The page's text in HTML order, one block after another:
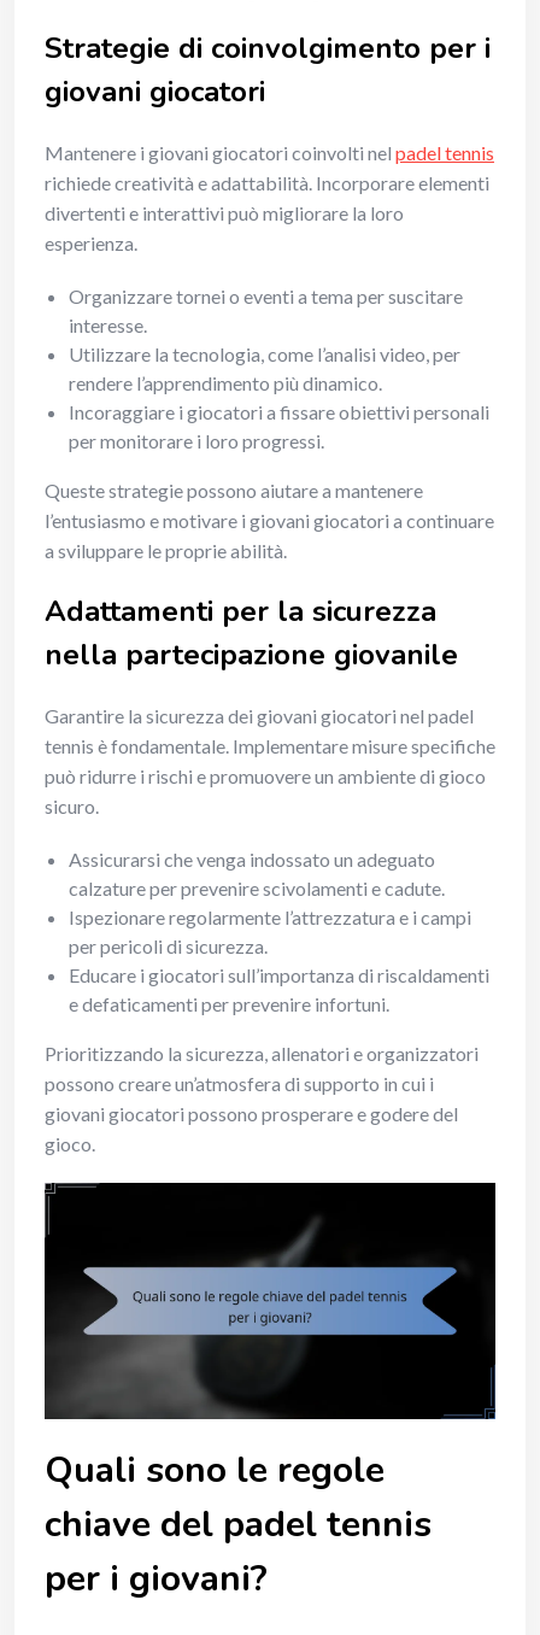
Strategie di coinvolgimento per i
giovani giocatori
Mantenere i giovani giocatori coinvolti nel padel tennis
richiede creatività e adattabilità. Incorporare elementi
divertenti e interattivi può migliorare la loro
esperienza.
Organizzare tornei o eventi a tema per suscitare
interesse.
Utilizzare la tecnologia, come l’analisi video, per
rendere l’apprendimento più dinamico.
Incoraggiare i giocatori a fissare obiettivi personali
per monitorare i loro progressi.
Queste strategie possono aiutare a mantenere
l’entusiasmo e motivare i giovani giocatori a continuare
a sviluppare le proprie abilità.
Adattamenti per la sicurezza
nella partecipazione giovanile
Garantire la sicurezza dei giovani giocatori nel padel
tennis è fondamentale. Implementare misure specifiche
può ridurre i rischi e promuovere un ambiente di gioco
sicuro.
Assicurarsi che venga indossato un adeguato
calzature per prevenire scivolamenti e cadute.
Ispezionare regolarmente l’attrezzatura e i campi
per pericoli di sicurezza.
Educare i giocatori sull’importanza di riscaldamenti
e defaticamenti per prevenire infortuni.
Prioritizzando la sicurezza, allenatori e organizzatori
possono creare un’atmosfera di supporto in cui i
giovani giocatori possono prosperare e godere del
gioco.
Quali sono le regole
chiave del padel tennis
per i giovani?